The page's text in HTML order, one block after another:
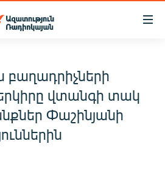
բաղադրիչների
վտանգի տակ
Փաշինյանի